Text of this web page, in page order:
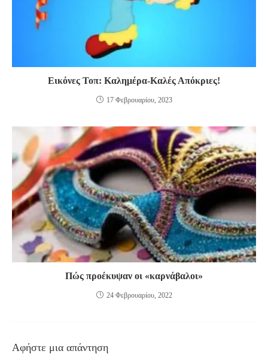
Εικόνες Τοπ: Καλημέρα-Καλές Απόκριες!
17 Φεβρουαρίου, 2023
Πώς προέκυψαν οι «καρνάβαλοι»
24 Φεβρουαρίου, 2022
Αφήστε μια απάντηση